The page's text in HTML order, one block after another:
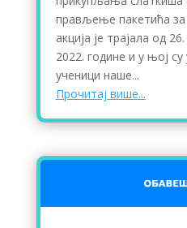
прављење пакетића за
акција је трајала од
2022. године и у њој
ученици наше...
Прочитај више...